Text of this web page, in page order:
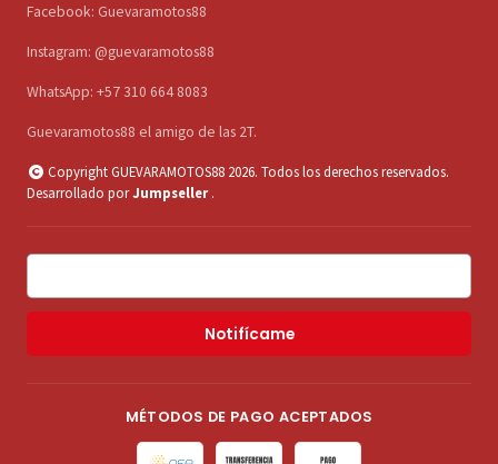
Facebook: Guevaramotos88
Instagram: @guevaramotos88
WhatsApp: +57 310 664 8083
Guevaramotos88 el amigo de las 2T.
Copyright GUEVARAMOTOS88 2026. Todos los derechos reservados.
Desarrollado porJumpseller .
Notifícame
MÉTODOS DE PAGO ACEPTADOS